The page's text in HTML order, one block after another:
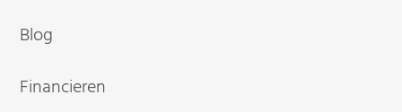
Blog
Financieren